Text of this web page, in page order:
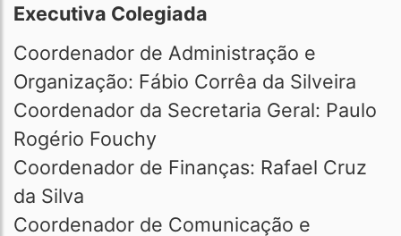
Executiva Colegiada
Coordenador de Administração e
Organização: Fábio Corrêa da Silveira
Coordenador da Secretaria Geral: Paulo
Rogério Fouchy
Coordenador de Finanças: Rafael Cruz
da Silva
Coordenador de Comunicação e